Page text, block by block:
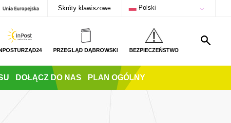
Skróty klawiszowe Polski
PRZEGLĄD DĄBROWSKI BEZPIECZEŃSTWO
DOŁĄCZ DO NAS PLAN OGÓLNY